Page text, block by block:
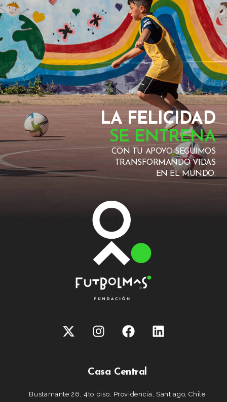
LA FELICIDAD
SE ENTRENA
CON TU APOYO SEGUIMOS
TRANSFORMANDO VIDAS
EN EL MUNDO.
Casa Central
Bustamante 26, 4to piso, Providencia, Santiago, Chile